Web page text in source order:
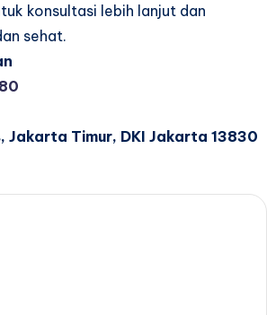
konsultasi lebih lanjut dan
sehat.
Jakarta Timur, DKI Jakarta 13830